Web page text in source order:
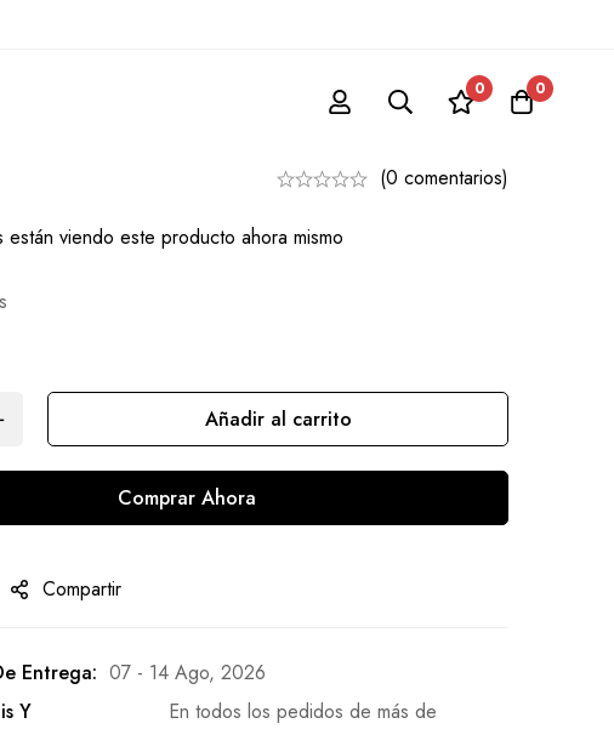
0 0
De Mariposas
(0 comentarios)
están viendo este producto ahora mismo
Añadir al carrito
Comprar Ahora
Compartir
Entrega: 07 - 14 Ago, 2026
Y
En todos los pedidos de más de